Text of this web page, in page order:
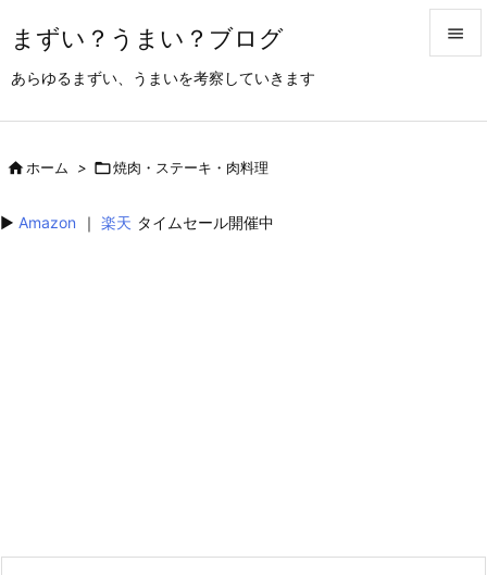
まずい？うまい？ブログ
あらゆるまずい、うまいを考察していきます

ホーム > 焼肉・ステーキ・肉料理
▶︎ Amazon ｜ 楽天 タイムセール開催中